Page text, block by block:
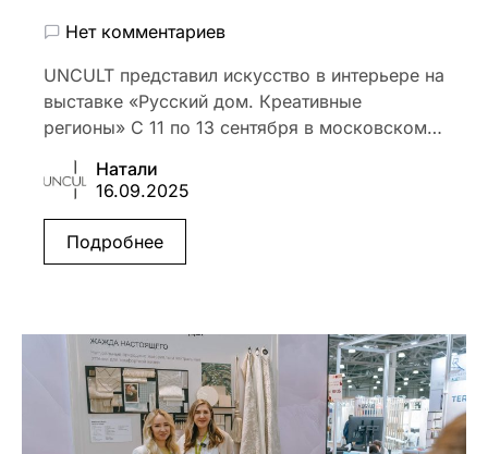
Нет комментариев
UNCULT представил искусство в интерьере на
выставке «Русский дом. Креативные
регионы» С 11 по 13 сентября в московском…
Натали
16.09.2025
Подробнее